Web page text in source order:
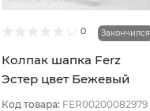
0 Закончился
Колпак шапка Ferz
Эстер цвет Бежевый
тёмный
Код товара: FER00200082979